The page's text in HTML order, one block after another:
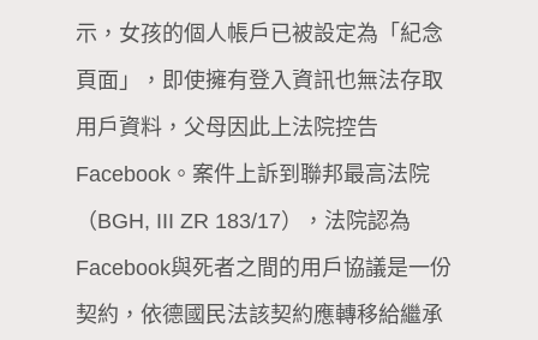
示，女孩的個人帳戶已被設定為「紀念
頁面」，即使擁有登入資訊也無法存取
用戶資料，父母因此上法院控告
Facebook。案件上訴到聯邦最高法院
（BGH, III ZR 183/17），法院認為
Facebook與死者之間的用戶協議是一份
契約，依德國民法該契約應轉移給繼承